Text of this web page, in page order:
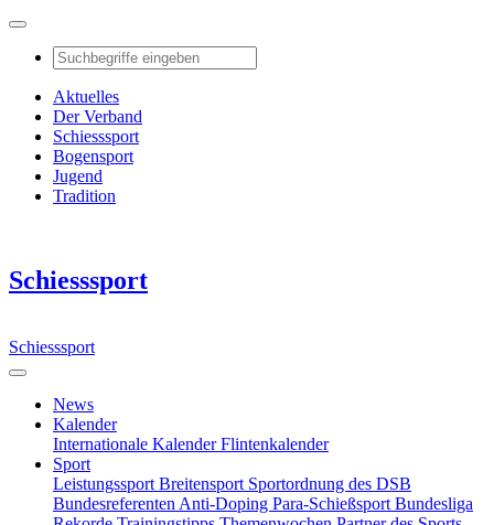
Aktuelles
Der Verband
Schiesssport
Bogensport
Jugend
Tradition
Schiesssport
Schiesssport
News
Kalender
Internationale KalenderFlintenkalender
Sport
Leistungssport Breitensport Sportordnung des DSB
Bundesreferenten Anti-Doping Para-Schießsport Bundesliga